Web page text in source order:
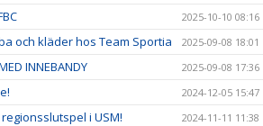
2025-10-10 08:16
och kläder hos Team Sportia 2025-09-08 18:01
INNEBANDY 2025-09-08 17:36
2024-12-05 15:47
i USM! 2024-11-11 11:38